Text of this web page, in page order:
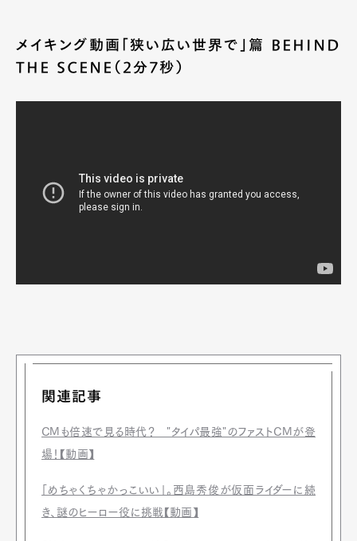
メイキング動画「狭い広い世界で」篇 BEHIND
THE SCENE（2分7秒）
関連記事
CMも倍速で見る時代？ "タイパ最強"のファストCMが登
場！【動画】
「めちゃくちゃかっこいい」。西島秀俊が仮面ライダーに続
き、謎のヒーロー役に挑戦【動画】